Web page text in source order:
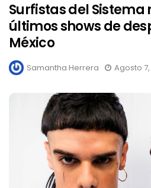
Surfistas del Sistema
últimos shows de
México
Samantha Herrera Agosto